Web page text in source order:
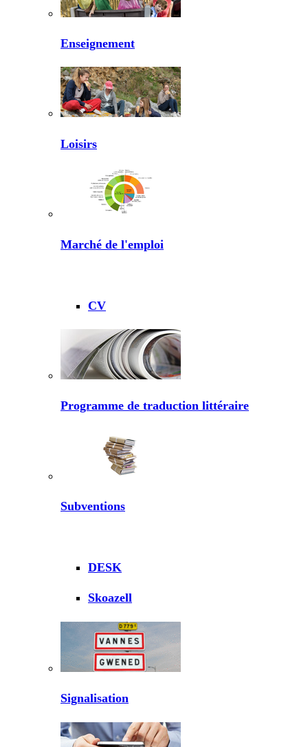
Enseignement
Loisirs
Marché de l'emploi
CV
Programme de traduction littéraire
Subventions
DESK
Skoazell
Signalisation